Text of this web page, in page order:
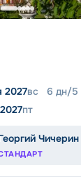
2027вс 6 дн/5
пт
Чичерин